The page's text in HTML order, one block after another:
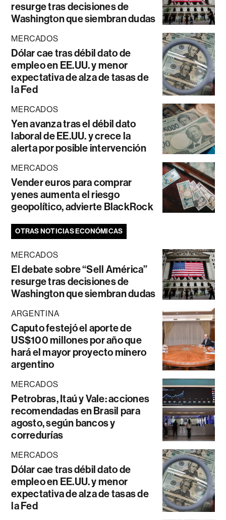
resurge tras decisiones de
Washington que siembran dudas
MERCADOS
Dólar cae tras débil dato de
empleo en EE.UU. y menor
expectativa de alza de tasas de
la Fed
MERCADOS
Yen avanza tras el débil dato
laboral de EE.UU. y crece la
alerta por posible intervención
MERCADOS
Vender euros para comprar
yenes aumenta el riesgo
geopolítico, advierte BlackRock
OTRAS NOTICIAS ECONÓMICAS
MERCADOS
El debate sobre “Sell América”
resurge tras decisiones de
Washington que siembran dudas
ARGENTINA
Caputo festejó el aporte de
US$100 millones por año que
hará el mayor proyecto minero
argentino
MERCADOS
Petrobras, Itaú y Vale: acciones
recomendadas en Brasil para
agosto, según bancos y
corredurías
MERCADOS
Dólar cae tras débil dato de
empleo en EE.UU. y menor
expectativa de alza de tasas de
la Fed